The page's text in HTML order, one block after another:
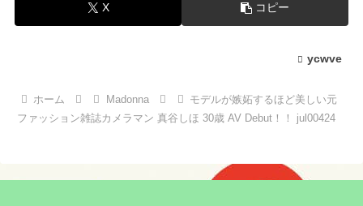
X コピー
ycwve
ホーム Madonna
モデルが嫉妬するほど美しい元
ファッション雑誌カメラマン 真谷しほ 30歳 AV Debut！！ jul00424